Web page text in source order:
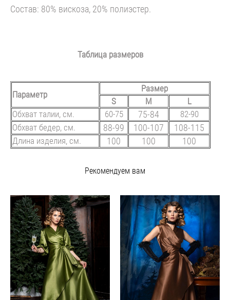
Состав: 80% вискоза, 20% полиэстер.
Таблица размеров
Параметр
Размер
S
M
L
Обхват талии, см.
60-75 75-84
82-90
Обхват бедер, см.
88-99 100-107 108-115
Длина изделия, см. 100 100 100
Рекомендуем вам